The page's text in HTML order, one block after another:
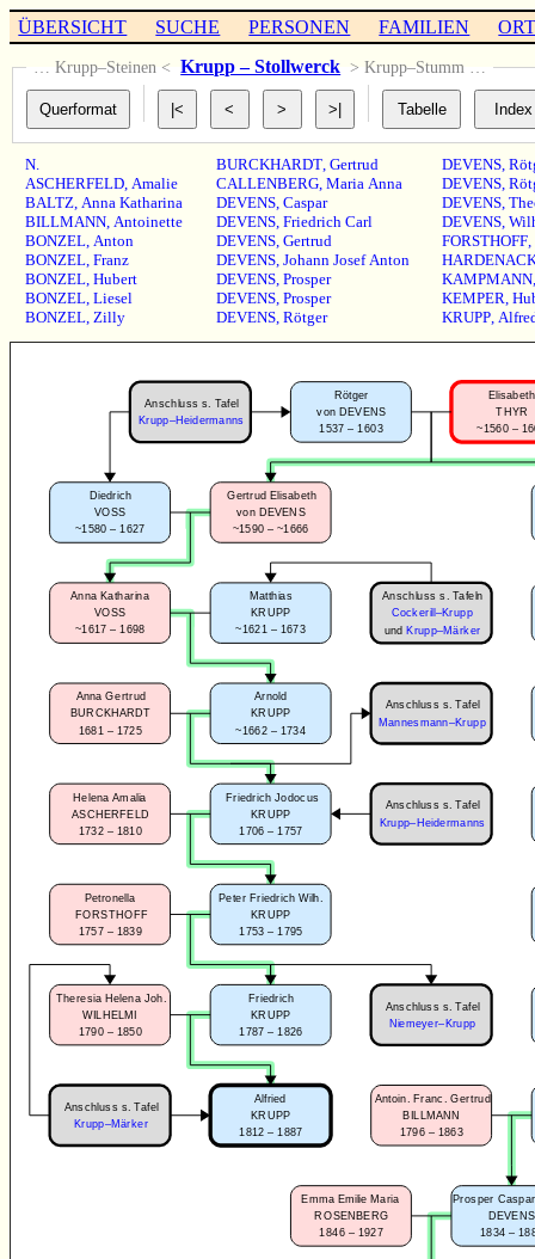
ÜBERSICHT SUCHE PERSONEN FAMILIEN
… Krupp–Steinen < Krupp – Stollwerck > Krupp–Stumm …
N.
ASCHERFELD,Amalie
BALTZ,Anna Katharina
BILLMANN,Antoinette
BONZEL,Anton
BONZEL,Franz
BONZEL,Hubert
BONZEL,Liesel
BONZEL,Zilly
BURCKHARDT, Gertrud
CALLENBERG, Maria Anna
DEVENS, Caspar
DEVENS, Friedrich Carl
DEVENS, Gertrud
DEVENS, Johann Josef Anton
DEVENS, Prosper
DEVENS, Prosper
DEVENS, Rötger
DEVENS,
DEVENS,
DEVENS,
DEVENS,
FORSTHOFF,
KAMPMANN
KEMPER,
KRUPP,
Alfried
KRUPP
1812 – 1887
Friedrich
KRUPP
1787 – 1826
Theresia Helena Joh.
WILHELMI
1790 – 1850
Peter Friedrich Wilh.
KRUPP
1753 – 1795
Petronella
FORSTHOFF
1757 – 1839
Friedrich Jodocus
KRUPP
1706 – 1757
Helena Amalia
ASCHERFELD
1732 – 1810
Arnold
KRUPP
~1662 – 1734
Anna Gertrud
BURCKHARDT
1681 – 1725
Matthias
KRUPP
~1621 – 1673
Anna Katharina
VOSS
~1617 – 1698
Rötger
von DEVENS
1537 – 1603
Elisabeth
THYR
~1560 –
Diedrich
VOSS
~1580 – 1627
Gertrud Elisabeth
von DEVENS
~1590 – ~1666
Anschluss s. Tafeln
Cockerill–Krupp
undKrupp–Märker
Anschluss s. Tafel
Krupp–Märker
Anschluss s. Tafel
Mannesmann–Krupp
Anschluss s. Tafel
Krupp–Heidermanns
Anschluss s. Tafel
Krupp–Heidermanns
Antoin. Franc. Gertrud
BILLMANN
1796 – 1863
Prosper
DEVENS
1834 –
Emma Emilie Maria
ROSENBERG
1846 – 1927
Anschluss s. Tafel
Niemeyer–Krupp